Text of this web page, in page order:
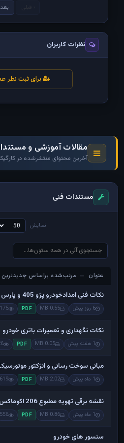
نظرات کاربران
برای ثبت نظر
مقالات آموزشی و
آخرین محتوای منتشرشده در
مستندات فنی
نمایش
عنوان — مرتب‌شده براساس جدیدترین
عنوان — مرتب‌شده براساس جدیدترین
نکات فنی امدادخودرو پژو 405 و پارس و سمند
6 روز پیش 0.55 MB
PDF
175
نکات نگهداری و تعمیرات باتری خودرو
1 هفته پیش 0.05 MB
PDF
مبانی سوخت رسانی و انژکتور
1 ماه پیش 2.02 MB
PDF
619
نقشه برقی تهویه مطبوع 206 اکوماکس با ایسیو MAW
1 ماه پیش 0.86 MB
PDF
556
سنسور های خودرو